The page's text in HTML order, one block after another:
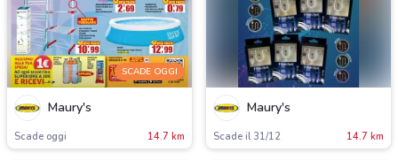
SCADE OGGI
Maury's
Scade oggi 14.7 km
Maury's
Scade il 31/12 14.7 km